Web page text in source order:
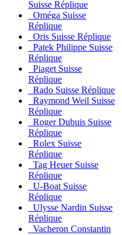
Suisse Réplique
Oméga Suisse
Réplique
Oris Suisse Réplique
Patek Philippe Suisse
Réplique
Piaget Suisse
Réplique
Rado Suisse Réplique
Raymond Weil Suisse
Réplique
Roger Dubuis Suisse
Réplique
Rolex Suisse
Réplique
Tag Heuer Suisse
Réplique
U-Boat Suisse
Réplique
Ulysse Nardin Suisse
Réplique
Vacheron Constantin